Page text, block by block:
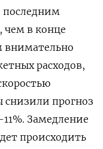
чем в конце
расходов,
прогноз
Замедление
происходить